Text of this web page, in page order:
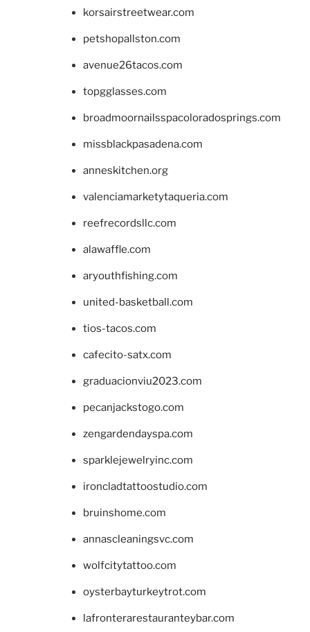
korsairstreetwear.com
petshopallston.com
avenue26tacos.com
topgglasses.com
broadmoornailsspacoloradosprings.com
missblackpasadena.com
anneskitchen.org
valenciamarketytaqueria.com
reefrecordsllc.com
alawaffle.com
aryouthfishing.com
united-basketball.com
tios-tacos.com
cafecito-satx.com
graduacionviu2023.com
pecanjackstogo.com
zengardendayspa.com
sparklejewelryinc.com
ironcladtattoostudio.com
bruinshome.com
annascleaningsvc.com
wolfcitytattoo.com
oysterbayturkeytrot.com
lafronterarestauranteybar.com